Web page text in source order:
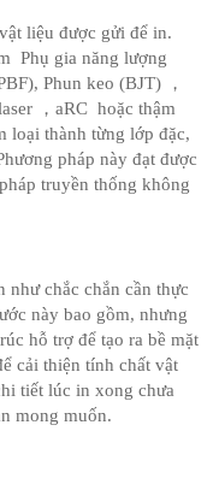
liệu được gửi để in.
Phụ gia năng lượng
Phun keo (BJT)
，
， aRC hoặc thậm
loại thành từng lớp đặc,
pháp này đạt được
truyền thống không
chắc chắn cần thực
này bao gồm, nhưng
hỗ trợ để tạo ra bề mặt
cải thiện tính chất vật
tiết lúc in xong chưa
mong muốn.